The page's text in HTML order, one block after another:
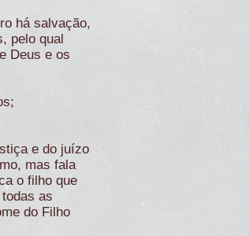
há salvação,
pelo qual
Deus e os
e do juízo
mas fala
o filho que
as
do Filho